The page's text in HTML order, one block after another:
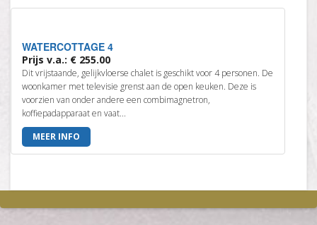
WATERCOTTAGE 4
Prijs v.a.: € 255.00
Dit vrijstaande, gelijkvloerse chalet is geschikt voor 4 personen. De
woonkamer met televisie grenst aan de open keuken. Deze is
voorzien van onder andere een combimagnetron,
koffiepadapparaat en vaat...
MEER INFO